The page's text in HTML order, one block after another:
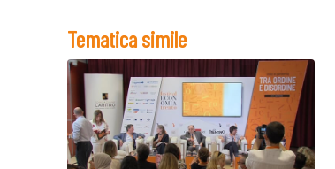
Tematica simile